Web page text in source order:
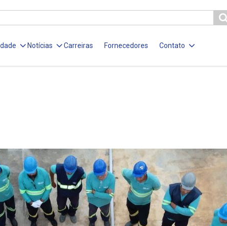
Notícias Carreiras Fornecedores Contato